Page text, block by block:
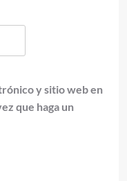
y sitio web en
que haga un